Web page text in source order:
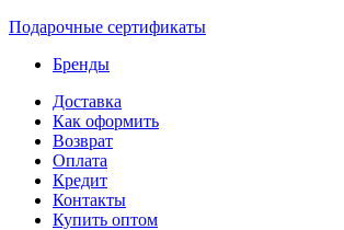
Подарочные сертификаты
Бренды
Доставка
Как оформить
Возврат
Оплата
Кредит
Контакты
Купить оптом